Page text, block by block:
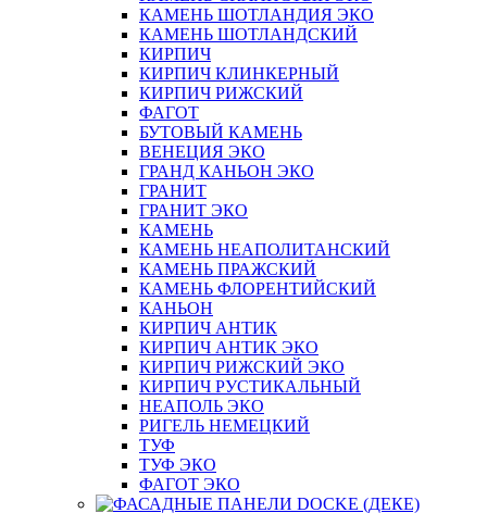
КАМЕНЬ ШОТЛАНДИЯ ЭКО
КАМЕНЬ ШОТЛАНДСКИЙ
КИРПИЧ
КИРПИЧ КЛИНКЕРНЫЙ
КИРПИЧ РИЖСКИЙ
ФАГОТ
БУТОВЫЙ КАМЕНЬ
ВЕНЕЦИЯ ЭКО
ГРАНД КАНЬОН ЭКО
ГРАНИТ
ГРАНИТ ЭКО
КАМЕНЬ
КАМЕНЬ НЕАПОЛИТАНСКИЙ
КАМЕНЬ ПРАЖСКИЙ
КАМЕНЬ ФЛОРЕНТИЙСКИЙ
КАНЬОН
КИРПИЧ АНТИК
КИРПИЧ АНТИК ЭКО
КИРПИЧ РИЖСКИЙ ЭКО
КИРПИЧ РУСТИКАЛЬНЫЙ
НЕАПОЛЬ ЭКО
РИГЕЛЬ НЕМЕЦКИЙ
ТУФ
ТУФ ЭКО
ФАГОТ ЭКО